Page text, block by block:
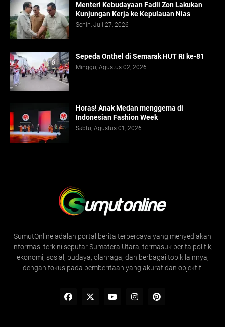
Menteri Kebudayaan Fadli Zon Lakukan
Kunjungan Kerja ke Kepulauan Nias
Senin, Juli 27, 2026
Sepeda Onthel di Semarak HUT RI ke-81
Minggu, Agustus 02, 2026
Horas! Anak Medan menggema di
Indonesian Fashion Week
Sabtu, Agustus 01, 2026
SumutOnline adalah portal berita terpercaya yang menyediakan
informasi terkini seputar Sumatera Utara, termasuk berita politik,
ekonomi, sosial, budaya, olahraga, dan berbagai topik lainnya,
dengan fokus pada pemberitaan yang akurat dan objektif.